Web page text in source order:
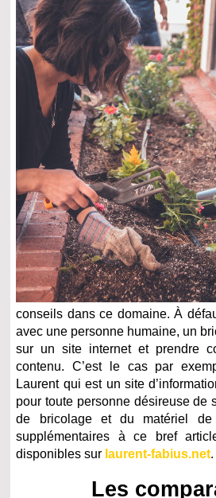
conseils dans ce domaine. À
avec une personne humaine, un
sur un site internet et prendre
contenu. C’est le cas par
Laurent qui est un site
pour toute personne désireuse de
de bricolage et du matériel
supplémentaires à ce bref
disponibles sur laurent-fabius.net.
Les